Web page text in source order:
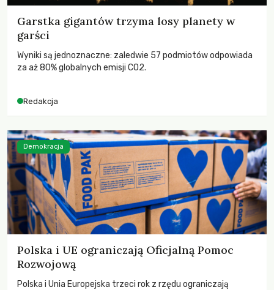
Garstka gigantów trzyma losy planety w
garści
Wyniki są jednoznaczne: zaledwie 57 podmiotów odpowiada
za aż 80% globalnych emisji CO2.
Redakcja
Polska i UE ograniczają Oficjalną Pomoc
Rozwojową
Polska i Unia Europejska trzeci rok z rzędu ograniczają
Demokracja